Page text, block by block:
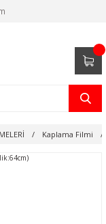
Kaplama Filmi